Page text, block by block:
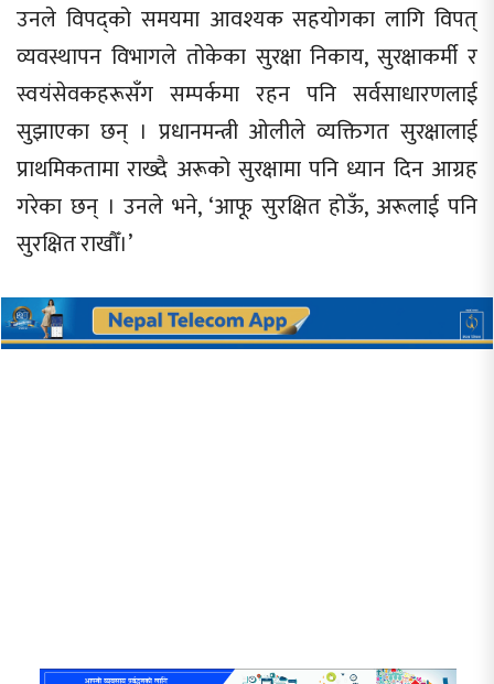
उनले विपद्को समयमा आवश्यक सहयोगका लागि विपत्
व्यवस्थापन विभागले तोकेका सुरक्षा निकाय, सुरक्षाकर्मी र
स्वयंसेवकहरूसँग सम्पर्कमा रहन पनि सर्वसाधारणलाई
सुझाएका छन् । प्रधानमन्त्री ओलीले व्यक्तिगत सुरक्षालाई
प्राथमिकतामा राख्दै अरूको सुरक्षामा पनि ध्यान दिन आग्रह
गरेका छन् । उनले भने, ‘आफू सुरक्षित होऊँ, अरूलाई पनि
सुरक्षित राखौँ।’